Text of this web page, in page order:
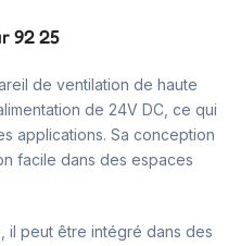
92 25
de ventilation de haute
de 24V DC, ce qui
applications. Sa conception
facile dans des espaces
il peut être intégré dans des